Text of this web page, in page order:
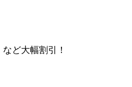
など大幅割引！